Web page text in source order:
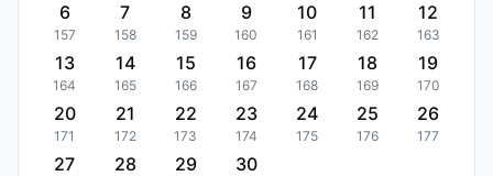
6
157
7
158
8
159
9
160
10
161
11
162
12
163
13
164
14
165
15
166
16
167
17
168
18
169
19
170
20
171
21
172
22
173
23
174
24
175
25
176
26
177
27 28 29 30